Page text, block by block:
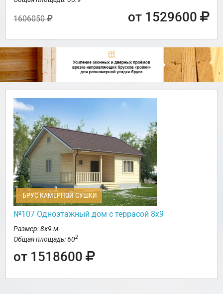
1606050 от 1529600
БРУС КАМЕРНОЙ СУШКИ
№107 Одноэтажный дом с террасой 8х9
Размер: 8х9 м
Общая площадь: 602
от 1518600